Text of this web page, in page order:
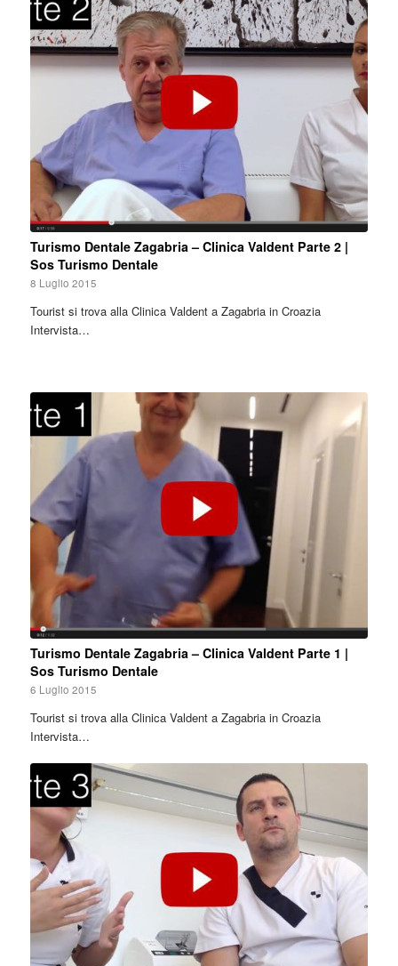
Turismo Dentale Zagabria – Clinica Valdent Parte 2 |
Sos Turismo Dentale
8 Luglio 2015
Tourist si trova alla Clinica Valdent a Zagabria in Croazia
Intervista…
Turismo Dentale Zagabria – Clinica Valdent Parte 1 |
Sos Turismo Dentale
6 Luglio 2015
Tourist si trova alla Clinica Valdent a Zagabria in Croazia
Intervista…